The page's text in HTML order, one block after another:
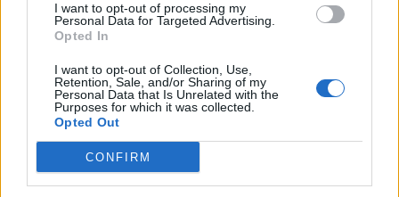
I want to opt-out of processing my
Personal Data for Targeted Advertising.
Opted In
I want to opt-out of Collection, Use,
Retention, Sale, and/or Sharing of my
Personal Data that Is Unrelated with the
Purposes for which it was collected.
Opted Out
CONFIRM
Η εταιρεία
Ιστορικό
Διεθνής Παρουσία
Σεμινάρια
Έκθεση Εικόνων